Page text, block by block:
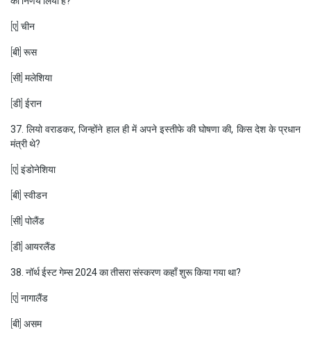
[ए] चीन
[बी] रूस
[सी] मलेशिया
[डी] ईरान
37. लियो वराडकर, जिन्होंने हाल ही में अपने इस्तीफे की घोषणा की, किस देश के प्रधान
मंत्री थे?
[ए] इंडोनेशिया
[बी] स्वीडन
[सी] पोलैंड
[डी] आयरलैंड
38. नॉर्थ ईस्ट गेम्स 2024 का तीसरा संस्करण कहाँ शुरू किया गया था?
[ए] नागालैंड
[बी] असम